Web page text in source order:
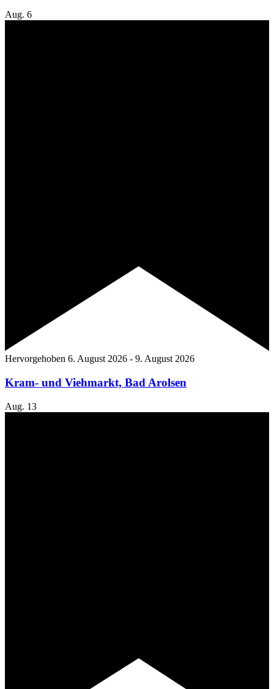
Aug. 6
Hervorgehoben 6. August 2026 - 9. August 2026
Kram- und Viehmarkt, Bad Arolsen
Aug. 13